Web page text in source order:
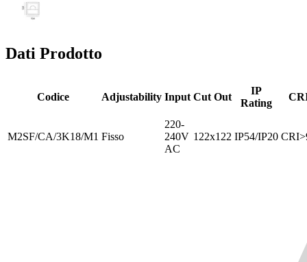
Dati Prodotto
Codice Adjustability Input Cut Out
IP
Rating
M2SF/CA/3K18/M1 Fisso
220-
240V
AC
122x122 IP54/IP20